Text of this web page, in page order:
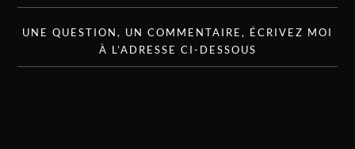
UNE QUESTION, UN COMMENTAIRE, ÉCRIVEZ MOI
À L’ADRESSE CI-DESSOUS